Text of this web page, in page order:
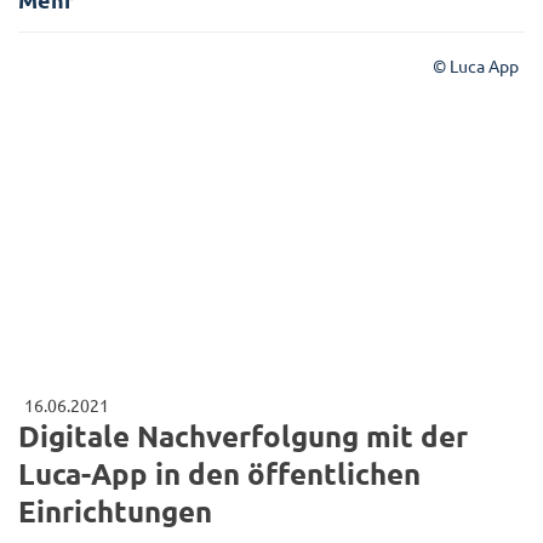
© Luca App
16.06.2021
Digitale Nachverfolgung mit der
Luca-App in den öffentlichen
Einrichtungen